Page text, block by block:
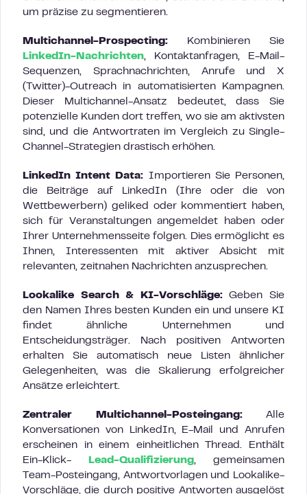
um präzise zu segmentieren.
Multichannel-Prospecting: Kombinieren Sie
LinkedIn-Nachrichten, Kontaktanfragen, E-Mail-
Sequenzen, Sprachnachrichten, Anrufe und X
(Twitter)-Outreach in automatisierten Kampagnen.
Dieser Multichannel-Ansatz bedeutet, dass Sie
potenzielle Kunden dort treffen, wo sie am aktivsten
sind, und die Antwortraten im Vergleich zu Single-
Channel-Strategien drastisch erhöhen.
LinkedIn Intent Data: Importieren Sie Personen,
die Beiträge auf LinkedIn (Ihre oder die von
Wettbewerbern) geliked oder kommentiert haben,
sich für Veranstaltungen angemeldet haben oder
Ihrer Unternehmensseite folgen. Dies ermöglicht es
Ihnen, Interessenten mit aktiver Absicht mit
relevanten, zeitnahen Nachrichten anzusprechen.
Lookalike Search & KI-Vorschläge:Geben Sie
den Namen Ihres besten Kunden ein und unsere KI
findet ähnliche Unternehmen und
Entscheidungsträger. Nach positiven Antworten
erhalten Sie automatisch neue Listen ähnlicher
Gelegenheiten, was die Skalierung erfolgreicher
Ansätze erleichtert.
Zentraler Multichannel-Posteingang:Alle
Konversationen von LinkedIn, E-Mail und Anrufen
erscheinen in einem einheitlichen Thread. Enthält
Ein-Klick-
Lead-Qualifizierung, gemeinsamen
Team-Posteingang, Antwortvorlagen und Lookalike-
Vorschläge, die durch positive Antworten ausgelöst